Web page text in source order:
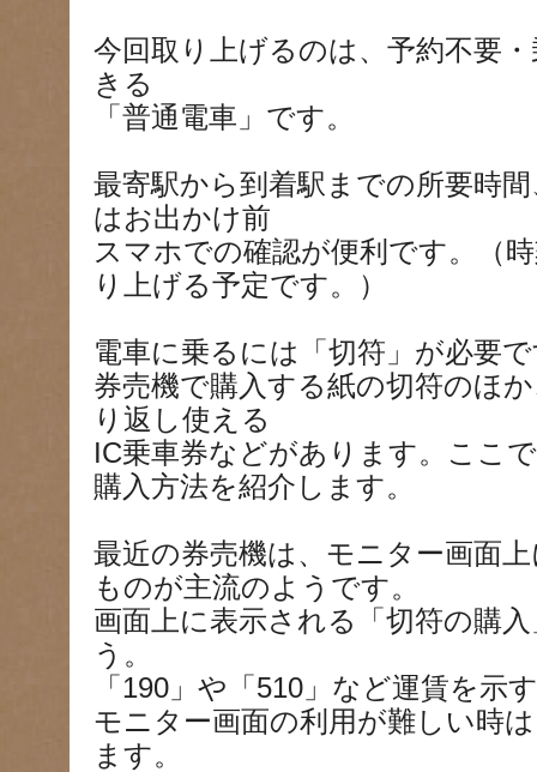
今回取り上げるのは、予約不要
きる
「普通電車」です。
最寄駅から到着駅までの所要時
はお出かけ前
スマホでの確認が便利です。（
り上げる予定です。）
電車に乗るには「切符」が必要
券売機で購入する紙の切符のほ
り返し使える
IC乗車券などがあります。ここ
購入方法を紹介します。
最近の券売機は、モニター画面
ものが主流のようです。
画面上に表示される「切符の購
う。
「190」や「510」など運賃を示
モニター画面の利用が難しい時
ます。